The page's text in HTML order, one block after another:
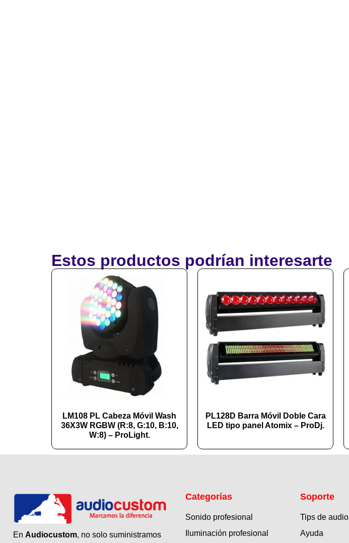
Estos productos podrían interesarte
LM108 PL Cabeza Móvil Wash
36X3W RGBW (R:8, G:10, B:10,
W:8) – ProLight.
PL128D Barra Móvil Doble Cara
LED tipo panel Atomix – ProDj.
En Audiocustom, no solo suministramos
Categorías
Sonido profesional
Iluminación profesional
Soporte
Tips de audio
Ayuda